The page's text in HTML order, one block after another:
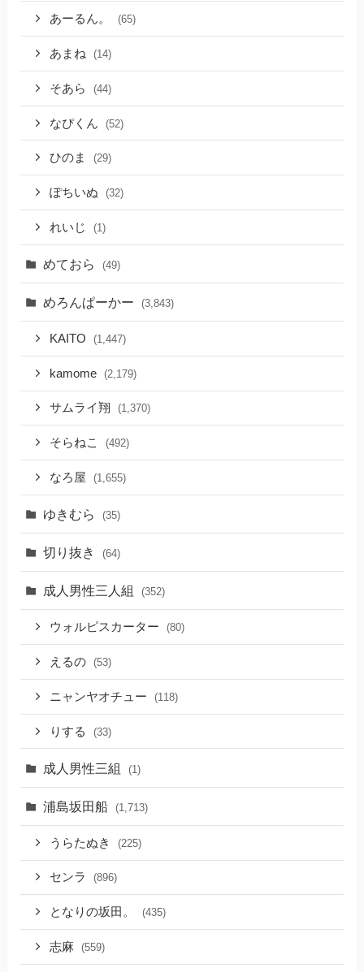
あーるん。 (65)
あまね (14)
そあら (44)
なぴくん (52)
ひのま (29)
ぽちいぬ (32)
れいじ (1)
めておら (49)
めろんぱーかー (3,843)
KAITO (1,447)
kamome (2,179)
サムライ翔 (1,370)
そらねこ (492)
なろ屋 (1,655)
ゆきむら (35)
切り抜き (64)
成人男性三人組 (352)
ウォルピスカーター (80)
えるの (53)
ニャンヤオチュー (118)
りする (33)
成人男性三組 (1)
浦島坂田船 (1,713)
うらたぬき (225)
センラ (896)
となりの坂田。 (435)
志麻 (559)